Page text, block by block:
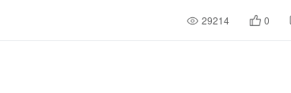
29214 0